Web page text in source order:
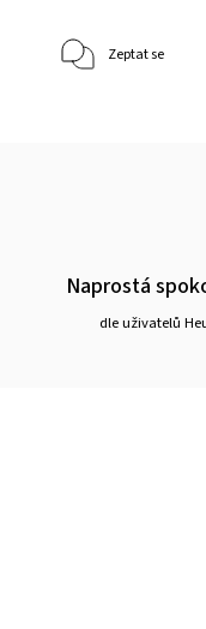
Zeptat se
Naprostá
dle uživatelů